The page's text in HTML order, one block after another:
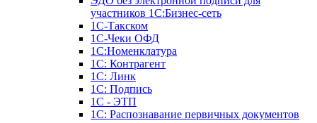
участников 1С:Бизнес-сеть
1С-Такском
1С-Чеки ОФД
1С:Номенклатура
1С: Контрагент
1С: Линк
1С: Подпись
1С - ЭТП
1С: Распознавание первичных документов